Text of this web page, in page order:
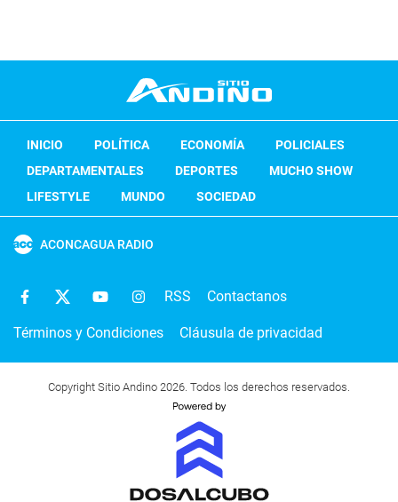
INICIO POLÍTICA ECONOMÍA
POLICIALES
DEPARTAMENTALES
DEPORTES
MUCHO SHOW
LIFESTYLE
MUNDO SOCIEDAD
ACONCAGUA RADIO
RSS Contactanos
Términos y Condiciones Cláusula de privacidad
Copyright Sitio Andino 2026. Todos los derechos reservados.